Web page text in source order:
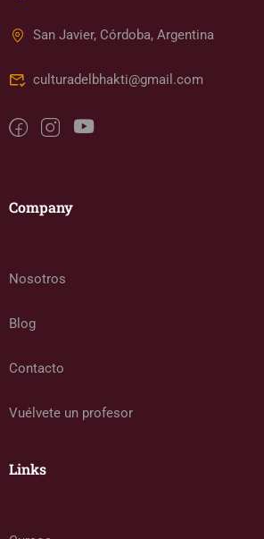
San Javier, Córdoba, Argentina
culturadelbhakti@gmail.com
Company
Nosotros
Blog
Contacto
Vuélvete un profesor
Links